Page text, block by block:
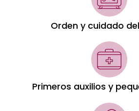
Orden y cuidado
Primeros auxilios y